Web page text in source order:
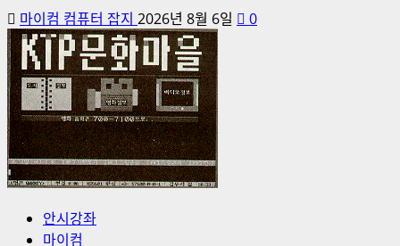
마이컴 컴퓨터 잡지 2026년 8월 6일 0
안시강좌
마이컴